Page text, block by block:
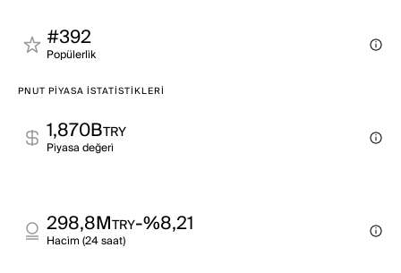
#392
Popülerli̇k
PNUT PIYASA İSTATISTIKLERI
1,870BTRY
Pi̇yasa değeri̇
298,8MTRY-%8,21
Haci̇m (24 saat)